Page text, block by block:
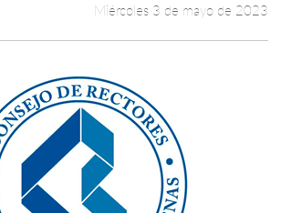
Miércoles 3 de mayo de 2023